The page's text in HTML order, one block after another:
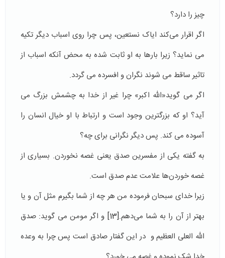
چیز را دارد؟
اگر اقرار می‌کند ایاک نستعین، پس چرا روی اسباب دیگر تکیه
می نماید؟ زیرا بارها به او ثابت شده به محض آنکه اسباب از
تاثیر ساقط می شوند نگران و افسرده می گردد.
اگر می گوید«الله اکبر» چرا غیر از خدا به چشمش بزرگ می
آيد؟ او که بزرگترین وجود است و ارتباط با او خیال انسان را
آسوده می کند. پس دیگر نگرانی برای چه؟
به گفته یکی از مفسرین صدق یعنی غصه نخوردن. بسیاری از
غصه خوردن‌ها علامت عدم صدق است.
زیرا خدای سبحان فرموده من هر چه از شما بگیرم مثل آن و یا
بهتر از آن را به شما می‌دهم.[13]
و اگر مومن می گوید: صدق
الله العلی العظیم و در این گفتار صادق است پس چرا به وعده